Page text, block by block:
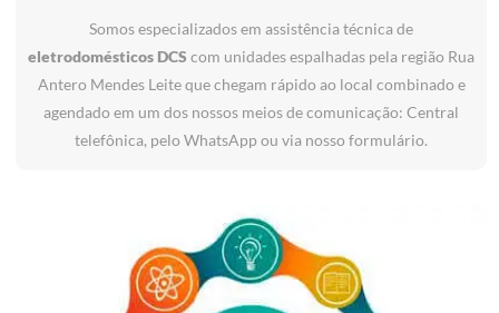
Somos especializados em assistência técnica de
eletrodomésticos DCS com unidades espalhadas pela região Rua
Antero Mendes Leite que chegam rápido ao local combinado e
agendado em um dos nossos meios de comunicação: Central
telefônica, pelo WhatsApp ou via nosso formulário.